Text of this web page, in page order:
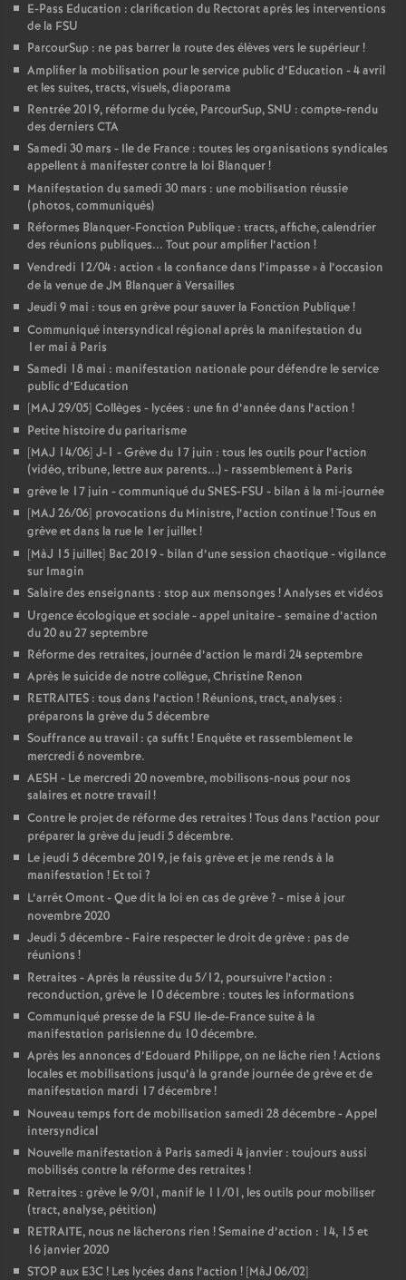
E-Pass Education : clarification du Rectorat après les interventions
de la FSU
ParcourSup : ne pas barrer la route des élèves vers le supérieur!
Amplifier la mobilisation pour le service public d’Education - 4 avril
et les suites, tracts, visuels, diaporama
Rentrée 2019, réforme du lycée, ParcourSup, SNU : compte-rendu
des derniers CTA
Samedi 30 mars - Ile de France : toutes les organisations syndicales
appellent à manifester contre la loi Blanquer!
Manifestation du samedi 30 mars : une mobilisation réussie
(photos, communiqués)
Réformes Blanquer-Fonction Publique : tracts, affiche, calendrier
des réunions publiques... Tout pour amplifier l’action !
Vendredi 12/04 : action « la confiance dans l’impasse» à l’occasion
de la venue de JM Blanquer à Versailles
Jeudi 9 mai : tous en grève pour sauver la Fonction Publique!
Communiqué intersyndical régional après la manifestation du
1er mai à Paris
Samedi 18 mai : manifestation nationale pour défendre le service
public d’Education
[MAJ 29/05] Collèges - lycées : une fin d’année dans l’action !
Petite histoire du paritarisme
[MAJ 14/06] J-1 - Grève du 17 juin : tous les outils pour l’action
(vidéo, tribune, lettre aux parents...) - rassemblement à Paris
grève le 17 juin - communiqué du SNES-FSU - bilan à la mi-journée
[MAJ 26/06] provocations du Ministre, l’action continue! Tous en
grève et dans la rue le 1er juillet!
[MàJ 15 juillet] Bac 2019 - bilan d’une session chaotique - vigilance
sur Imagin
Salaire des enseignants : stop aux mensonges ! Analyses et vidéos
Urgence écologique et sociale - appel unitaire - semaine d’action
du 20 au 27 septembre
Réforme des retraites, journée d’action le mardi 24 septembre
Après le suicide de notre collègue, Christine Renon
RETRAITES : tous dans l’action ! Réunions, tract, analyses :
préparons la grève du 5 décembre
Souffrance au travail : ça suffit! Enquête et rassemblement le
mercredi 6 novembre.
AESH - Le mercredi 20 novembre, mobilisons-nous pour nos
salaires et notre travail!
Contre le projet de réforme des retraites ! Tous dans l’action pour
préparer la grève du jeudi 5 décembre.
Le jeudi 5 décembre 2019, je fais grève et je me rends à la
manifestation ! Et toi ?
L’arrêt Omont - Que dit la loi en cas de grève? - mise à jour
novembre 2020
Jeudi 5 décembre - Faire respecter le droit de grève : pas de
réunions !
Retraites - Après la réussite du 5/12, poursuivre l’action :
reconduction, grève le 10 décembre : toutes les informations
Communiqué presse de la FSU Ile-de-France suite à la
manifestation parisienne du 10 décembre.
Après les annonces d’Edouard Philippe, on ne lâche rien ! Actions
locales et mobilisations jusqu’à la grande journée de grève et de
manifestation mardi 17 décembre!
Nouveau temps fort de mobilisation samedi 28 décembre - Appel
intersyndical
Nouvelle manifestation à Paris samedi 4 janvier : toujours aussi
mobilisés contre la réforme des retraites !
Retraites : grève le 9/01, manif le 11/01, les outils pour mobiliser
(tract, analyse, pétition)
RETRAITE, nous ne lâcherons rien ! Semaine d’action : 14, 15 et
16 janvier 2020
STOP aux E3C! Les lycées dans l’action ! [MàJ 06/02]